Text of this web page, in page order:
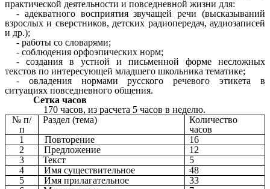
практической деятельности и повседневной жизни для:
- адекватного восприятия звучащей речи (высказываний
взрослых и сверстников, детских радиопередач, аудиозаписей
и др.);
- работы со словарями;
- соблюдения орфоэпических норм;
- создания в устной и письменной форме несложных
текстов по интересующей младшего школьника тематике;
- овладения нормами русского речевого этикета в
ситуациях повседневного общения.
Сетка часов
170 часов, из расчета 5 часов в неделю.
№ п/
п
Раздел (тема)
Количество
часов
1
Повторение
16
2
Предложение
12
3
Текст
5
4
Имя существительное
48
5
Имя прилагательное
33